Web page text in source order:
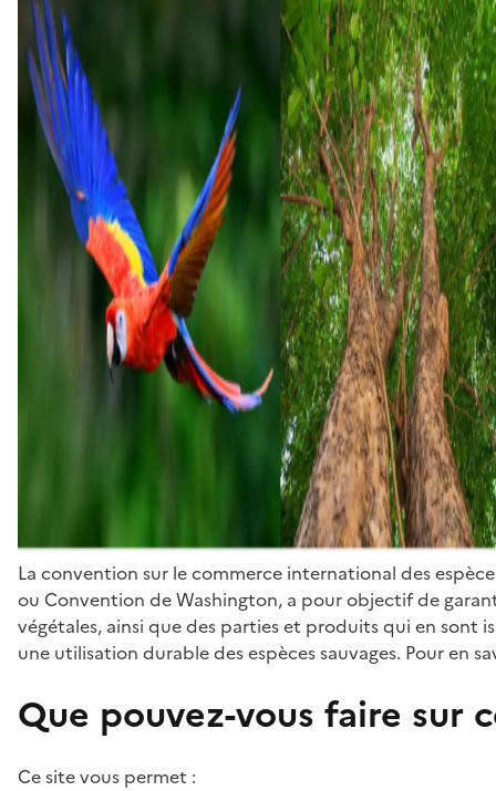
La convention sur le commerce international des
ou Convention de Washington, a pour objectif de
végétales, ainsi que des parties et produits qui en sont
une utilisation durable des espèces sauvages. Pour en
Que pouvez-vous faire sur
Ce site vous permet :